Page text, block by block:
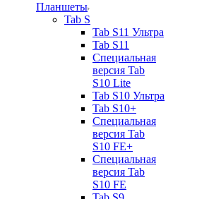
Планшеты
Tab S
Tab S11 Ультра
Tab S11
Специальная
версия Tab
S10 Lite
Tab S10 Ультра
Tab S10+
Специальная
версия Tab
S10 FE+
Специальная
версия Tab
S10 FE